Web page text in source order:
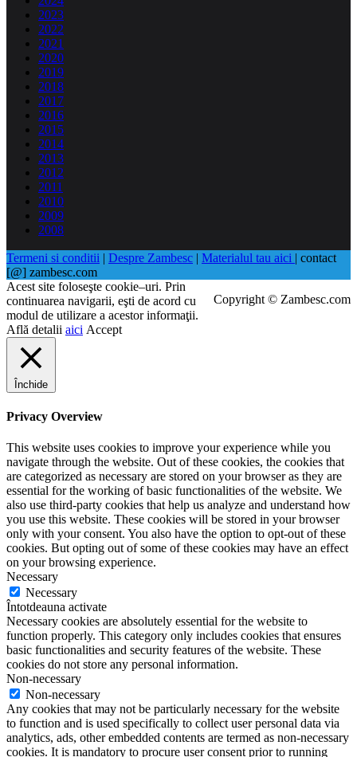
2023
2022
2021
2020
2019
2018
2017
2016
2015
2014
2013
2012
2011
2010
2009
2008
Termeni si conditii | Despre Zambesc | Materialul tau aici | contact
[@] zambesc.com
Copyright © Zambesc.com
Acest site foloseşte cookie–uri. Prin
continuarea navigarii, eşti de acord cu
modul de utilizare a acestor informaţii.
Află detalii aici Accept
Închide
Privacy Overview
This website uses cookies to improve your experience while you
navigate through the website. Out of these cookies, the cookies that
are categorized as necessary are stored on your browser as they are
essential for the working of basic functionalities of the website. We
also use third-party cookies that help us analyze and understand how
you use this website. These cookies will be stored in your browser
only with your consent. You also have the option to opt-out of these
cookies. But opting out of some of these cookies may have an effect
on your browsing experience.
Necessary
Necessary
Întotdeauna activate
Necessary cookies are absolutely essential for the website to
function properly. This category only includes cookies that ensures
basic functionalities and security features of the website. These
cookies do not store any personal information.
Non-necessary
Non-necessary
Any cookies that may not be particularly necessary for the website
to function and is used specifically to collect user personal data via
analytics, ads, other embedded contents are termed as non-necessary
cookies. It is mandatory to procure user consent prior to running